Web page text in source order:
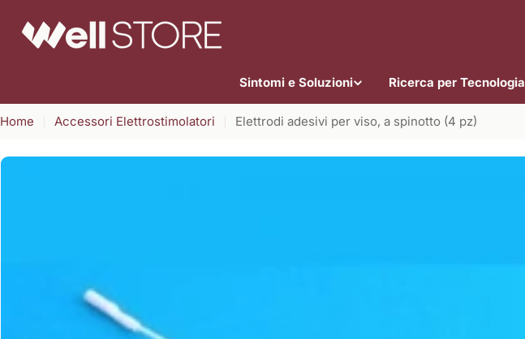
contenuto
Sintomi e Soluzioni Ricerca per Tecnologia
Home Accessori Elettrostimolatori Elettrodi adesivi per viso, a spinotto (4 pz)